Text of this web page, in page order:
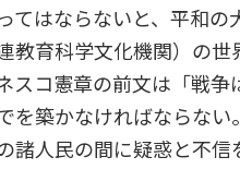
てはならないと、平和の
教育科学文化機関）の世
スコ憲章の前文は「戦
を築かなければならな
諸人民の間に疑惑と不